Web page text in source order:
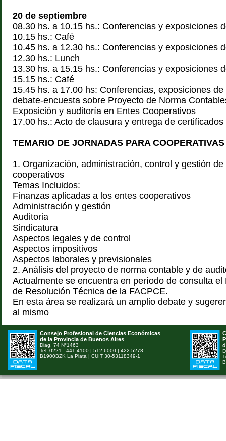
20 de septiembre
08.30 hs. a 10.15 hs.: Conferencias y exposiciones
10.15 hs.: Café
10.45 hs. a 12.30 hs.: Conferencias y exposiciones
12.30 hs.: Lunch
13.30 hs. a 15.15 hs.: Conferencias y exposiciones
15.15 hs.: Café
15.45 hs. a 17.00 hs: Conferencias, exposiciones
debate-encuesta sobre Proyecto de Norma
Exposición y auditoría en Entes Cooperativos
17.00 hs.: Acto de clausura y entrega de certificados
TEMARIO DE JORNADAS PARA COOPERATIVAS
1. Organización, administración, control y gestión
cooperativos
Temas Incluidos:
Finanzas aplicadas a los entes cooperativos
Administración y gestión
Auditoria
Sindicatura
Aspectos legales y de control
Aspectos impositivos
Aspectos laborales y previsionales
2. Análisis del proyecto de norma contable y de
Actualmente se encuentra en período de consulta el
de Resolución Técnica de la FACPCE.
En esta área se realizará un amplio debate y
al mismo
Consejo Profesional de Ciencias Económicas
de la Provincia de Buenos Aires
Diag. 74 N°1463
Tel. 0221 - 441 4100 | 512 6000 | 422 5278
B1900BZK La Plata | CUIT 30-53118349-1